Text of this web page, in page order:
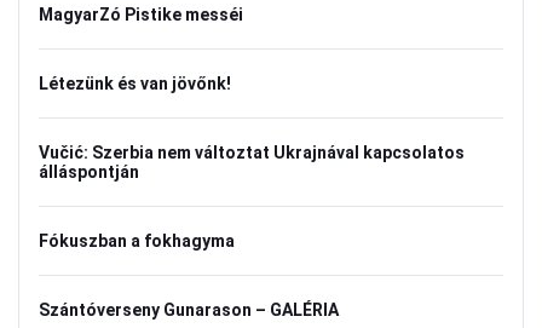
MagyarZó Pistike messéi
Létezünk és van jövőnk!
Vučić: Szerbia nem változtat Ukrajnával kapcsolatos
álláspontján
Fókuszban a fokhagyma
Szántóverseny Gunarason – GALÉRIA